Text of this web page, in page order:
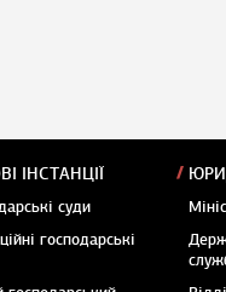
ІНСТАНЦІЇ
суди
господарські